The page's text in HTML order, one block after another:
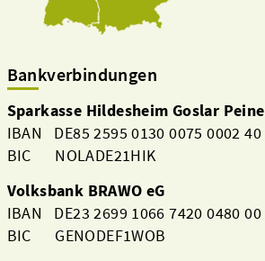
Bankverbindungen
Sparkasse Hildesheim Goslar Peine
IBAN DE85 2595 0130 0075 0002 40
BIC NOLADE21HIK
Volksbank BRAWO eG
IBAN DE23 2699 1066 7420 0480 00
BIC GENODEF1WOB